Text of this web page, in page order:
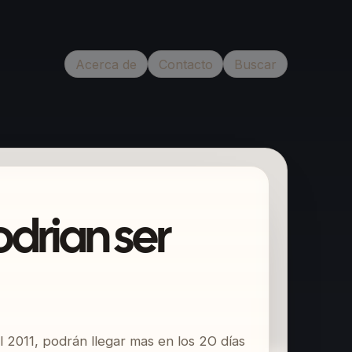
Acerca de Contacto Buscar
ser
podrán llegar mas en los 2O días